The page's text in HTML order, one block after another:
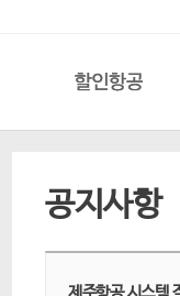
할인항공
공지사항
제주항공 시스템